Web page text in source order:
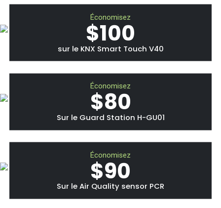
Économisez
$100
sur le KNX Smart Touch V40
Économisez
$80
Sur le Guard Station H-GU01
Économisez
$90
Sur le Air Quality sensor PCR